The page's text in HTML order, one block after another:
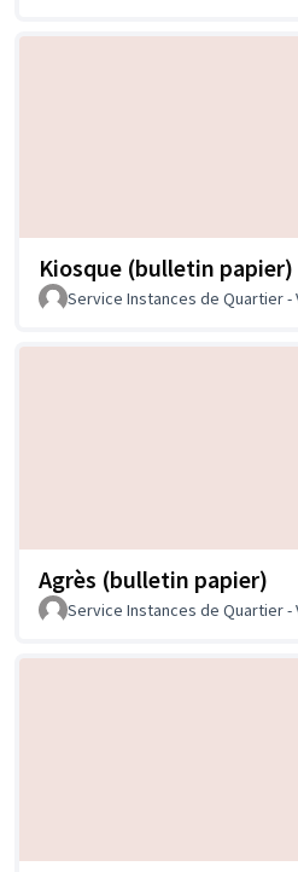
Kiosque (bulletin papier)
Service Instances de Quartier -
Agrès (bulletin papier)
Service Instances de Quartier -